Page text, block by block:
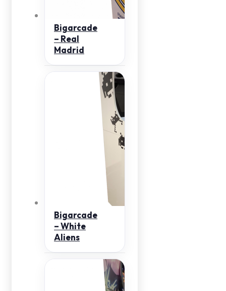
Bigarcade
– Real
Madrid
Bigarcade
– White
Aliens